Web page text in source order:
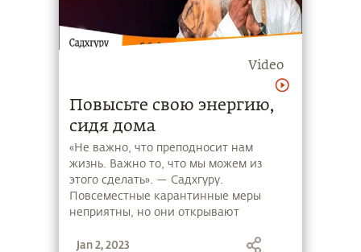
Video
Повысьте свою энергию,
сидя дома
«Не важно, что преподносит нам
жизнь. Важно то, что мы можем из
этого сделать». — Садхгуру.
Повсеместные карантинные меры
неприятны, но они открывают
условиях большинство людей никогда
Jan 2, 2023